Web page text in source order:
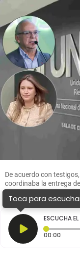
De acuerdo con
coordinaba la entrega
de respaldo en las
Toca para
ESCUCHA EL
00:00